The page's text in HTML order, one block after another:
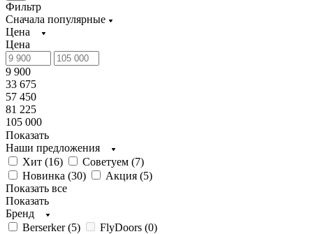
Фильтр
Сначала популярные
Цена
Цена
9 900
33 675
57 450
81 225
105 000
Показать
Наши предложения
Хит (16) Советуем (7)
Новинка (30) Акция (5)
Показать все
Показать
Бренд
Berserker (5) FlyDoors (0)